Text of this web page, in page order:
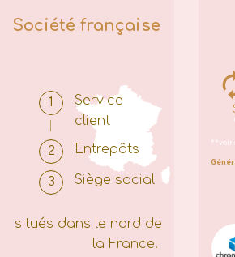
Société française
Service
client
Entrepôts
Siège social
situés dans le nord de
la France.
**voir